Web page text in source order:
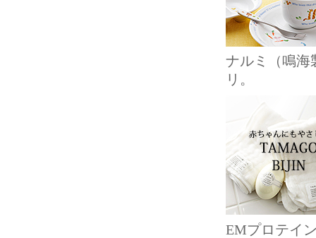
ナルミ（鳴海
リ。
EMプロテイ